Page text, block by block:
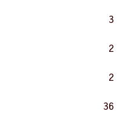
3
2
2
36